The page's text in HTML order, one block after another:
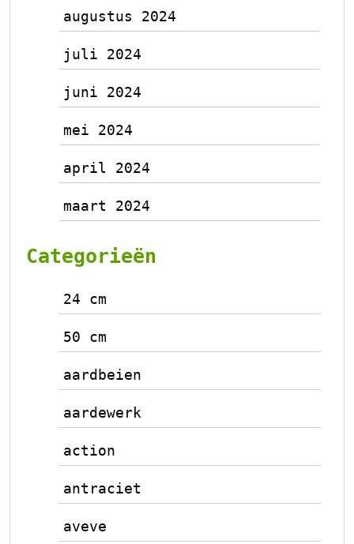
augustus 2024
juli 2024
juni 2024
mei 2024
april 2024
maart 2024
Categorieën
24 cm
50 cm
aardbeien
aardewerk
action
antraciet
aveve